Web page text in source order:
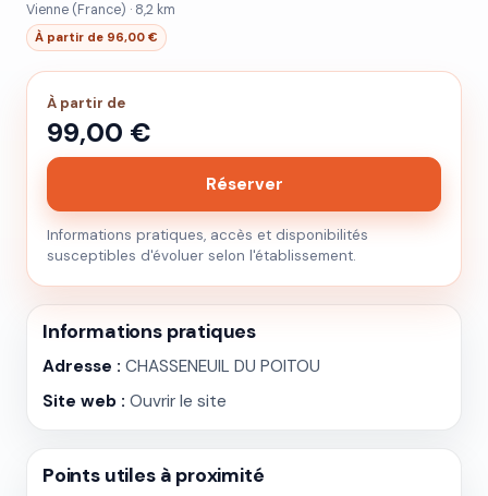
Vienne (France) · 8,2 km
À partir de 96,00 €
À partir de
99,00 €
Réserver
Informations pratiques, accès et disponibilités
susceptibles d'évoluer selon l'établissement.
Informations pratiques
Adresse : CHASSENEUIL DU POITOU
Site web : Ouvrir le site
Points utiles à proximité